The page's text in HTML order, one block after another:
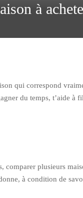
à
qui correspond
du temps, t’aide à
comparer plusieurs
à condition de